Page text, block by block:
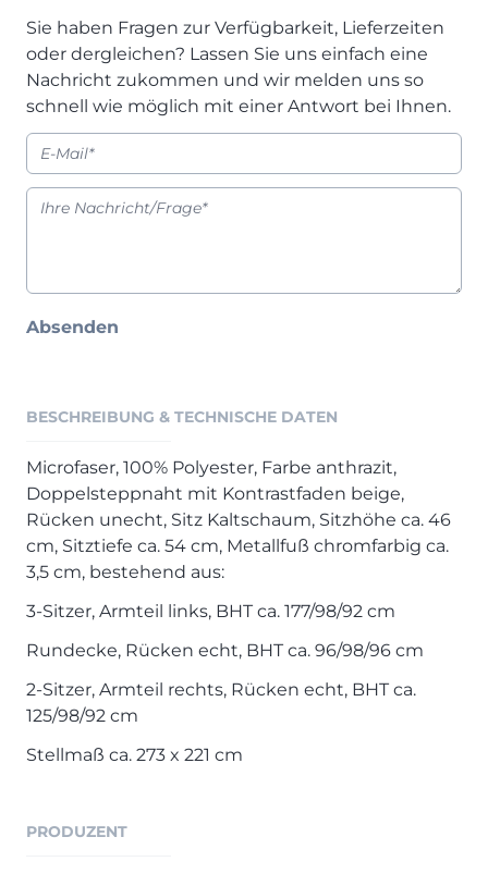
KLEINMÖBEL & DIELE
Einzelmöbel & Schuhschränke
Dielenprogramme
Couchtische
Spiegel
ALLES ANZEIGEN
PROSPEKTE & KATALOGE
XOOON Lookbook
XOOON Prospekt
Casada - Wohnträume erfüllen
SALE
Wohnzimmer
Schlafzimmer
Esszimmer
Schreiner/Monteur (m/w/d)
Kurzbewerbung senden
KONTAKT & FORMULARE
Kontakt
Beratungstermin vereinbaren
Auftragsstatus anfordern
Sie haben Fragen zur Verfügbarkeit, Lieferzeiten
oder dergleichen? Lassen Sie uns einfach eine
Nachricht zukommen und wir melden uns so
schnell wie möglich mit einer Antwort bei Ihnen.
Absenden
BESCHREIBUNG & TECHNISCHE DATEN
Microfaser, 100% Polyester, Farbe anthrazit,
Doppelsteppnaht mit Kontrastfaden beige,
Rücken unecht, Sitz Kaltschaum, Sitzhöhe ca. 46
cm, Sitztiefe ca. 54 cm, Metallfuß chromfarbig ca.
3,5 cm, bestehend aus:
3-Sitzer, Armteil links, BHT ca. 177/98/92 cm
Rundecke, Rücken echt, BHT ca. 96/98/96 cm
2-Sitzer, Armteil rechts, Rücken echt, BHT ca.
125/98/92 cm
Stellmaß ca. 273 x 221 cm
PRODUZENT